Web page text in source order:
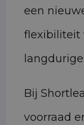
een
flexibiliteit
Bij
voorraad